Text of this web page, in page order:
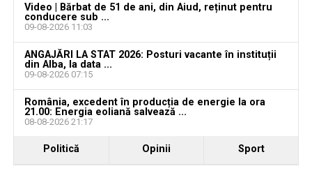
Video | Bărbat de 51 de ani, din Aiud, reținut pentru
conducere sub ...
09-08-2026 11:03
ANGAJĂRI LA STAT 2026: Posturi vacante în instituții
din Alba, la data ...
09-08-2026 07:15
România, excedent în producția de energie la ora
21.00: Energia eoliană salvează ...
08-08-2026 21:17
Politică Opinii Sport